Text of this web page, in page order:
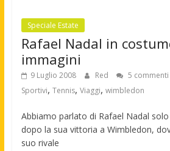
Speciale Estate
Rafael Nadal in
immagini
9 Luglio 2008 Red 5 commenti
Sportivi, Tennis, Viaggi, wimbledon
Abbiamo parlato di Rafael Nadal
dopo la sua vittoria a Wimbledon,
suo rivale